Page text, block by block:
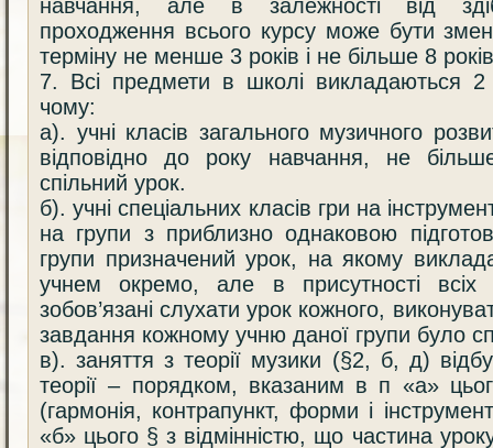
навчання, але в залежності від
проходження всього курсу може бути
терміну не менше 3 років і не більше 8
7. Всі предмети в школі викладаються
чому:
а). учні класів загального музичного
відповідно до року навчання, не
спільний урок.
б). учні спеціальних класів гри на
на групи з приблизно однаковою
групи призначений урок, на якому
учнем окремо, але в присутності всіх
зобов’язані слухати урок кожного,
завдання кожному учню даної групи було
в). заняття з теорії музики (§2, б, д)
теорії – порядком, вказаним в п «а»
(гармонія, контрапункт, форми і
«б» цього § з відмінністю, що частина